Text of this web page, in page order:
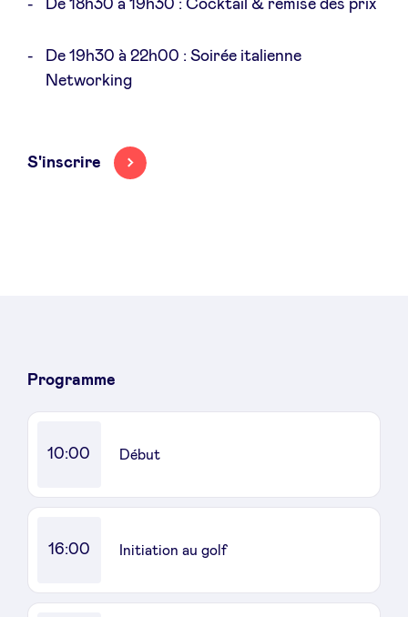
De 18h30 à 19h30 : Cocktail & remise des prix
De 19h30 à 22h00 : Soirée italienne
Networking
S'inscrire
Programme
10:00 Début
16:00 Initiation au golf